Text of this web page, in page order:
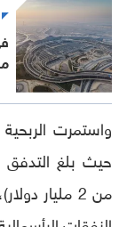
واستمرت
من 2 مليار